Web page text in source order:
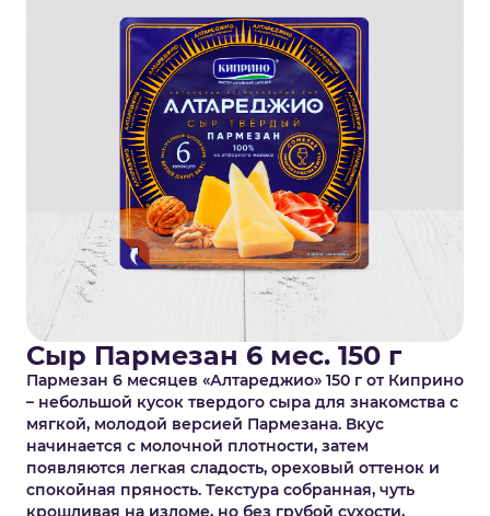
Сыр Пармезан 6 мес. 150 г
Пармезан 6 месяцев «Алтареджио» 150 г от Киприно
– небольшой кусок твердого сыра для знакомства с
мягкой, молодой версией Пармезана. Вкус
начинается с молочной плотности, затем
появляются легкая сладость, ореховый оттенок и
спокойная пряность. Текстура собранная, чуть
крошливая на изломе, но без грубой сухости,